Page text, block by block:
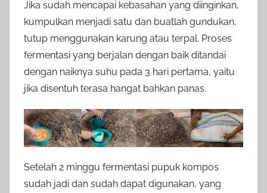
Jika sudah mencapai kebasahan yang diinginkan,
kumpulkan menjadi satu dan buatlah gundukan,
tutup menggunakan karung atau terpal. Proses
fermentasi yang berjalan dengan baik ditandai
dengan naiknya suhu pada 3 hari pertama, yaitu
jika disentuh terasa hangat bahkan panas.
Setelah 2 minggu fermentasi pupuk kompos
sudah jadi dan sudah dapat digunakan, yang